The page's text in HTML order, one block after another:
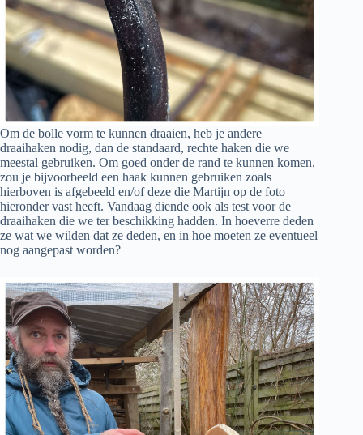
Om de bolle vorm te kunnen draaien, heb je andere
draaihaken nodig, dan de standaard, rechte haken die we
meestal gebruiken. Om goed onder de rand te kunnen komen,
zou je bijvoorbeeld een haak kunnen gebruiken zoals
hierboven is afgebeeld en/of deze die Martijn op de foto
hieronder vast heeft. Vandaag diende ook als test voor de
draaihaken die we ter beschikking hadden. In hoeverre deden
ze wat we wilden dat ze deden, en in hoe moeten ze eventueel
nog aangepast worden?